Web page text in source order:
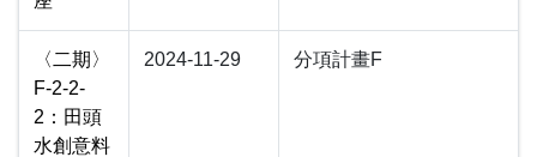
〈二期〉
F-2-2-
2：田頭
水創意料
2024-11-29 分項計畫F